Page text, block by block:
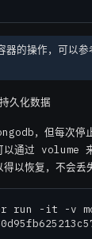
的操作，可以参
久化数据
，但每次
以通过 volume
以恢复，不会丢
run -it -v